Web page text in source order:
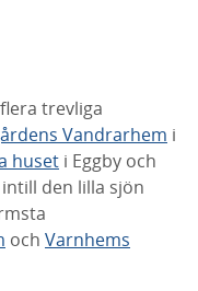
trevliga
Vandrarhem i
huset i Eggby och
intill den lilla sjön
och Varnhems